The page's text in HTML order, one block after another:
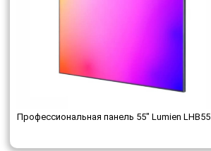
Профессиональная панель 55" Lumien LHB55